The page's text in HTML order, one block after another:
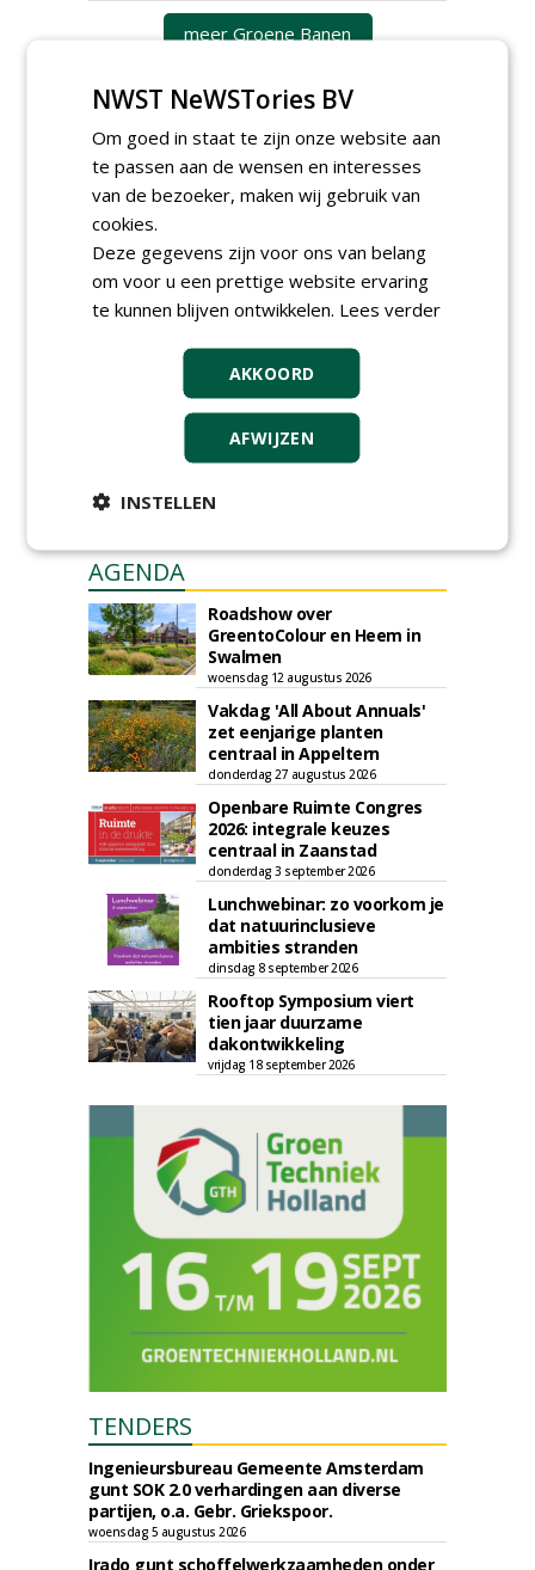
meer Groene Banen
GREEN OUTLET
Iedereen kan gratis kleine advertenties
plaatsen via zijn eigen account.
Plaats een gratis advertentie
AGENDA
Roadshow over
GreentoColour en Heem in
Swalmen
woensdag 12 augustus 2026
Vakdag 'All About Annuals'
zet eenjarige planten
centraal in Appeltern
donderdag 27 augustus 2026
Openbare Ruimte Congres
2026: integrale keuzes
centraal in Zaanstad
donderdag 3 september 2026
Lunchwebinar: zo voorkom je
dat natuurinclusieve
ambities stranden
dinsdag 8 september 2026
Rooftop Symposium viert
tien jaar duurzame
dakontwikkeling
vrijdag 18 september 2026
TENDERS
Ingenieursbureau Gemeente Amsterdam
gunt SOK 2.0 verhardingen aan diverse
partijen, o.a. Gebr. Griekspoor.
woensdag 5 augustus 2026
Irado gunt schoffelwerkzaamheden onder
NWST NeWSTories BV
Om goed in staat te zijn onze website aan
te passen aan de wensen en interesses
van de bezoeker, maken wij gebruik van
cookies.
Deze gegevens zijn voor ons van belang
om voor u een prettige website ervaring
te kunnen blijven ontwikkelen. Lees verder
AKKOORD
AFWIJZEN
INSTELLEN